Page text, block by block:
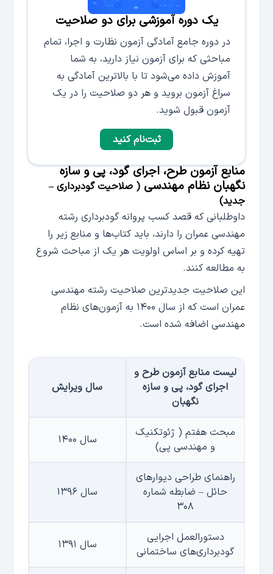
یک دوره آموزشی برای دو صلاحیت
در دوره‌ جامع آمادگی آزمون نظارت و اجرا، تمام
مباحثی که برای آزمون نیاز دارید، به شما
آموزش داده می‌شود تا با بالاترین آمادگی به
سراغ آزمون بروید و هر دو صلاحیت را در یک
آزمون قبول شوید.
ثبت‌نام کنید
منابع آزمون طرح، اجرای گود، پی و سازه
نگهبان نظام مهندسی( صلاحیت گودبرداری –
جدید)
داوطلبانی که قصد کسب پروانه گودبرداری رشته
مهندسی عمران را دارند، باید کتاب‌ها و منابع زیر را
تهیه کرده و بر اساس اولویت هر یک از مباحث شروع
به مطالعه کنند.
این صلاحیت جدیدترین صلاحیت رشته مهندسی
عمران است که از سال ۱۴۰۰ به آزمون‌های نظام
مهندسی اضافه شده است.
لیست منابع آزمون طرح و
اجرای گود، پی و سازه
نگهبان
سال ویرایش
مبحث هفتم ( ژئوتکنیک
و مهندسی پی)
سال ۱۴۰۰
راهنمای طراحی دیوارهای
حائل – ضابطه شماره
۳۰۸
سال ۱۳۹۶
دستورالعمل اجرایی
گودبرداری‌های ساختمانی
سال ۱۳۹۱